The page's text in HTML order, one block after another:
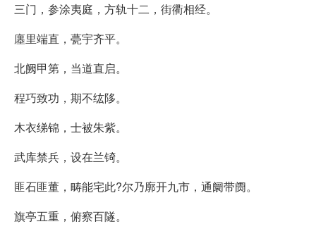
三门，参涂夷庭，方轨十二，街衢相经。
廛里端直，甍宇齐平。
北阙甲第，当道直启。
程巧致功，期不纮陊。
木衣绨锦，士被朱紫。
武库禁兵，设在兰锜。
匪石匪董，畴能宅此?尔乃廓开九市，通阛带阓。
旗亭五重，俯察百隧。